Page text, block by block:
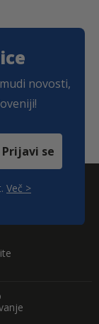
novosti,
Prijavi se
Več >